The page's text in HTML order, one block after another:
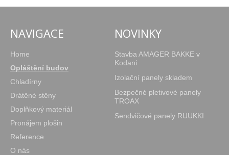
NAVIGACE
Home
Opláštění budov
Chladírny
Drátěné stěny
Doplňkový materiál
Pronájem plošin
Reference
O nás
NOVINKY
Stavba AMAGER BAKKE v
Kodani
Izolační panely skladem
Bezpečné pletivové panely
TROAX
Sendvičové panely RUUKKI